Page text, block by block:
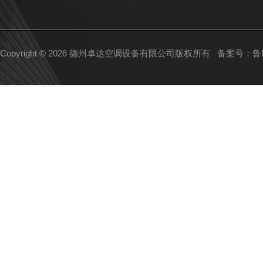
Copyright © 2026 德州卓达空调设备有限公司版权所有 备案号：